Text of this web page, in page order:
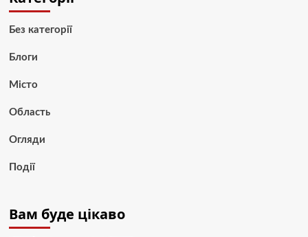
Без категорії
Блоги
Місто
Область
Огляди
Події
Вам буде цікаво